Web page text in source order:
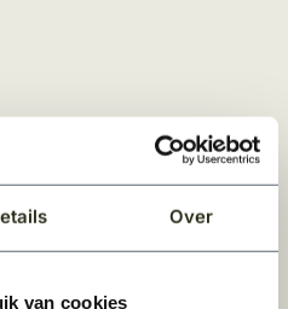
Over
van cookies